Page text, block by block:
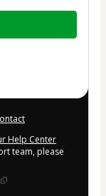
Help Center
team, please